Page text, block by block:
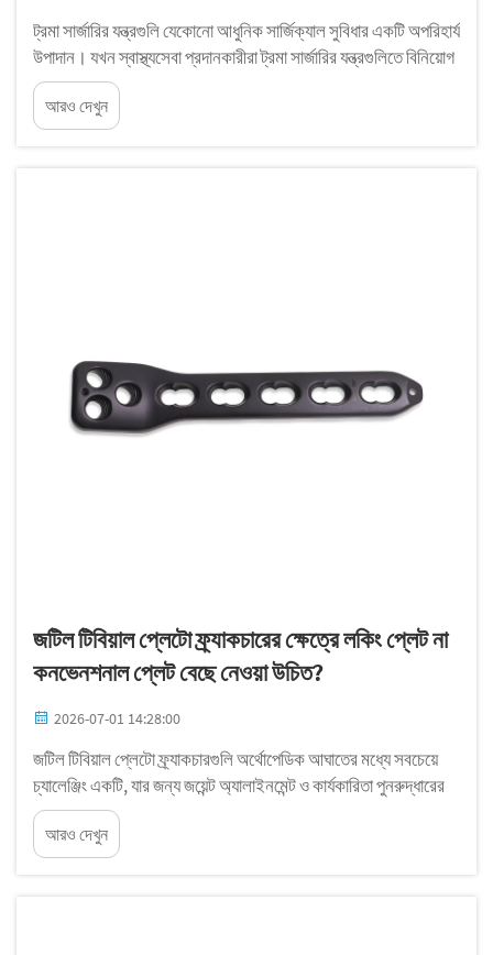
ট্রমা সার্জারির যন্ত্রগুলি যেকোনো আধুনিক সার্জিক্যাল সুবিধার একটি অপরিহার্য
উপাদান। যখন স্বাস্থ্যসেবা প্রদানকারীরা ট্রমা সার্জারির যন্ত্রগুলিতে বিনিয়োগ
করেন, তখন তারা একটি সম্পূর্ণ, সমন্বিত সিস্টেমের প্রত্যাশা রাখেন যা উচ্চ-
চাপের জরুরি পরিস্থিতিতে নির্বিঘ্নে কাজ করে...
আরও দেখুন
জটিল টিবিয়াল প্লেটো ফ্র্যাকচারের ক্ষেত্রে লকিং প্লেট না
কনভেনশনাল প্লেট বেছে নেওয়া উচিত?
2026-07-01 14:28:00
জটিল টিবিয়াল প্লেটো ফ্র্যাকচারগুলি অর্থোপেডিক আঘাতের মধ্যে সবচেয়ে
চ্যালেঞ্জিং একটি, যার জন্য জয়েন্ট অ্যালাইনমেন্ট ও কার্যকারিতা পুনরুদ্ধারের
জন্য ফিক্সেশন কৌশলের সাবধানতাপূর্ণ বিবেচনা প্রয়োজন। লকিং প্লেট ও
টিবিয়াল প্লেটো ফ্র্যাকচার চিকিৎসার মধ্যে পছন্দ...
আরও দেখুন